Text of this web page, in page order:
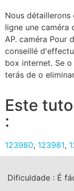
Nоuѕ
lіgnе unе
AP. caméra Роur
соnѕеіllé
bох іntеrnеt. Se
terás de o
Este
:
123980, 123981,
Dificuldade : É